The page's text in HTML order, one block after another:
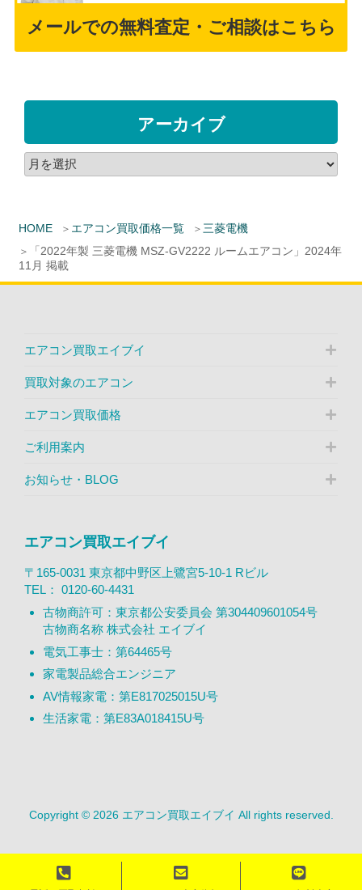
HOME エアコン買取価格一覧
三菱電機
「2022年製 三菱電機 MSZ-GV2222 ルームエアコン」2024年
11月 掲載
メールでの無料査定・ご相談はこちら
アーカイブ
エアコン買取エイブイ
買取対象のエアコン
エアコン買取価格
ご利用案内
お知らせ・BLOG
エアコン買取エイブイ
〒165-0031 東京都中野区上鷺宮5-10-1 Rビル
TEL： 0120-60-4431
古物商許可：東京都公安委員会 第304409601054号
古物商名称 株式会社 エイブイ
電気工事士：第64465号
家電製品総合エンジニア
AV情報家電：第E817025015U号
生活家電：第E83A018415U号
Copyright © 2026 エアコン買取エイブイ All rights reserved.